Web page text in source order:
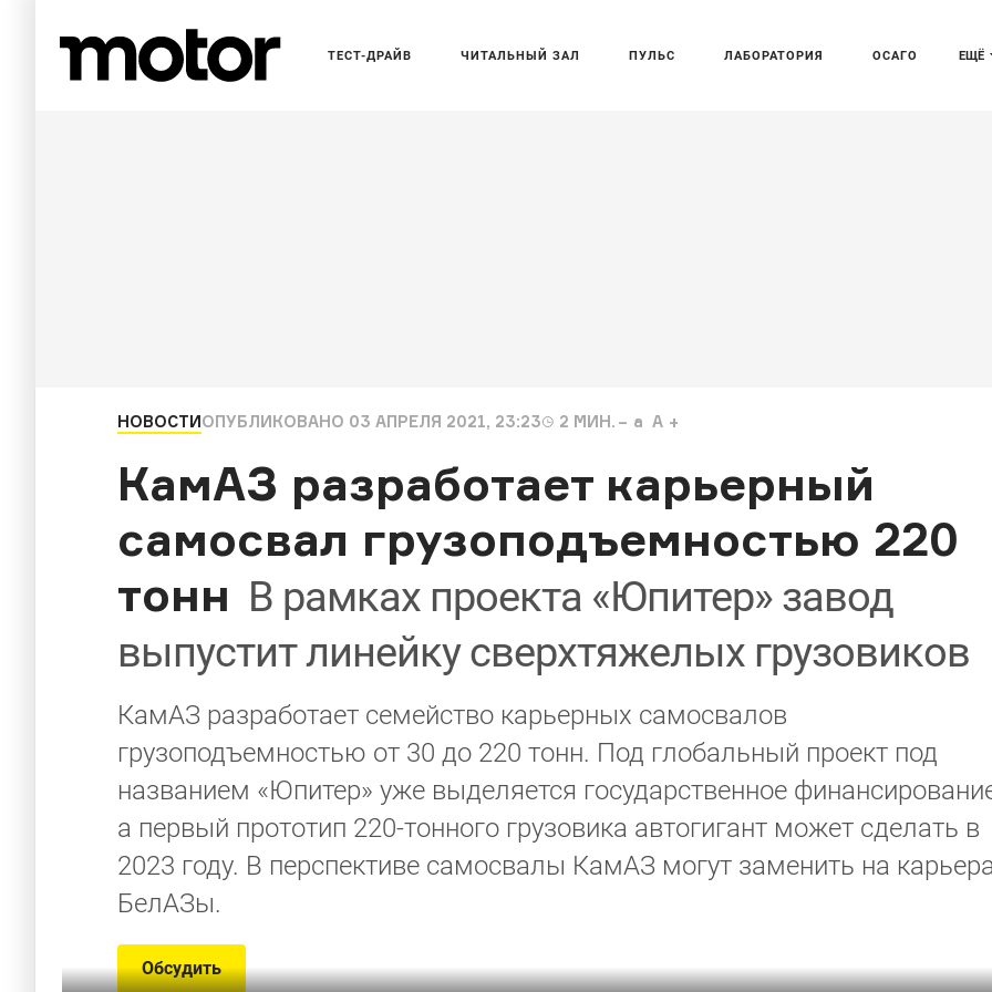
ЕЩЁ
ТЕСТ-ДРАЙВ ЧИТАЛЬНЫЙ ЗАЛ ПУЛЬС ЛАБОРАТОРИЯ ОСАГО
НОВОСТИОПУБЛИКОВАНО 03 АПРЕЛЯ 2021, 23:23 2 МИН. a A
КамАЗ разработает карьерный
самосвал грузоподъемностью 220
тонн В рамках проекта «Юпитер» завод
выпустит линейку сверхтяжелых грузовиков
КамАЗ разработает семейство карьерных самосвалов
грузоподъемностью от 30 до 220 тонн. Под глобальный проект под
названием «Юпитер» уже выделяется государственное
а первый прототип 220-тонного грузовика автогигант может сделать в
2023 году. В перспективе самосвалы КамАЗ могут заменить на
БелАЗы.
Обсудить